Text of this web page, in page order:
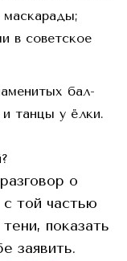
маскарады;
в советское
бал-
танцы у ёлки.
о
той частью
показать
заявить.